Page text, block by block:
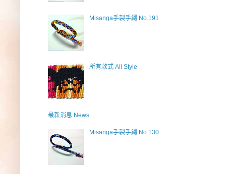
Misanga手製手繩 No.191
所有款式 All Style
最新消息 News
Misanga手製手繩 No.130